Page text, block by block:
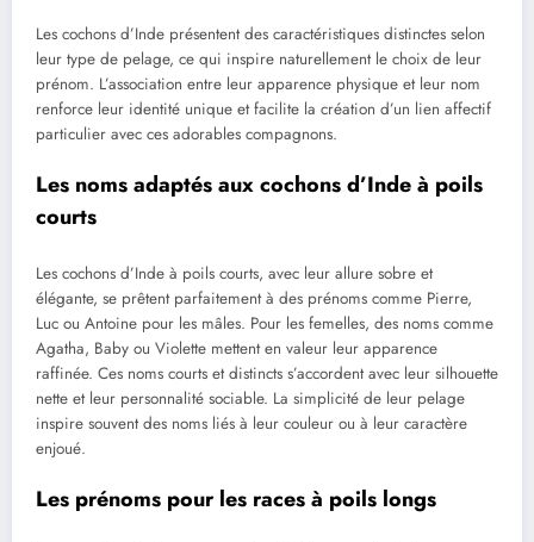
Les cochons d’Inde présentent des caractéristiques distinctes selon
leur type de pelage, ce qui inspire naturellement le choix de leur
prénom. L’association entre leur apparence physique et leur nom
renforce leur identité unique et facilite la création d’un lien affectif
particulier avec ces adorables compagnons.
Les noms adaptés aux cochons d’Inde à poils
courts
Les cochons d’Inde à poils courts, avec leur allure sobre et
élégante, se prêtent parfaitement à des prénoms comme Pierre,
Luc ou Antoine pour les mâles. Pour les femelles, des noms comme
Agatha, Baby ou Violette mettent en valeur leur apparence
raffinée. Ces noms courts et distincts s’accordent avec leur silhouette
nette et leur personnalité sociable. La simplicité de leur pelage
inspire souvent des noms liés à leur couleur ou à leur caractère
enjoué.
Les prénoms pour les races à poils longs